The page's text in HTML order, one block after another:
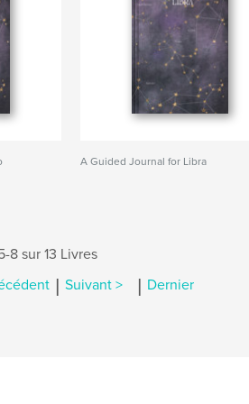
A Guided Journal for Libra
8 sur 13 Livres
| Suivant > | Dernier